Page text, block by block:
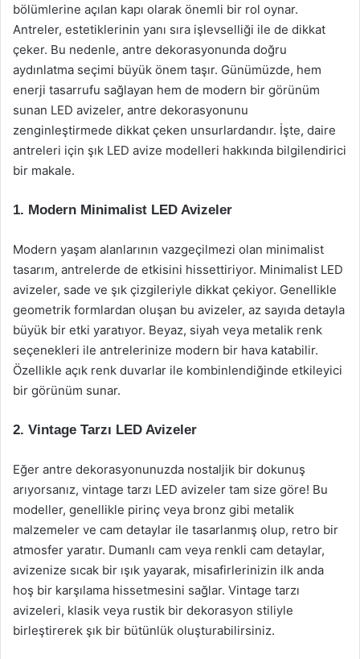
bölümlerine açılan kapı olarak önemli bir rol oynar.
Antreler, estetiklerinin yanı sıra işlevselliği ile de dikkat
çeker. Bu nedenle, antre dekorasyonunda doğru
aydınlatma seçimi büyük önem taşır. Günümüzde, hem
enerji tasarrufu sağlayan hem de modern bir görünüm
sunan LED avizeler, antre dekorasyonunu
zenginleştirmede dikkat çeken unsurlardandır. İşte, daire
antreleri için şık LED avize modelleri hakkında bilgilendirici
bir makale.
1. Modern Minimalist LED Avizeler
Modern yaşam alanlarının vazgeçilmezi olan minimalist
tasarım, antrelerde de etkisini hissettiriyor. Minimalist LED
avizeler, sade ve şık çizgileriyle dikkat çekiyor. Genellikle
geometrik formlardan oluşan bu avizeler, az sayıda detayla
büyük bir etki yaratıyor. Beyaz, siyah veya metalik renk
seçenekleri ile antrelerinize modern bir hava katabilir.
Özellikle açık renk duvarlar ile kombinlendiğinde etkileyici
bir görünüm sunar.
2. Vintage Tarzı LED Avizeler
Eğer antre dekorasyonunuzda nostaljik bir dokunuş
arıyorsanız, vintage tarzı LED avizeler tam size göre! Bu
modeller, genellikle pirinç veya bronz gibi metalik
malzemeler ve cam detaylar ile tasarlanmış olup, retro bir
atmosfer yaratır. Dumanlı cam veya renkli cam detaylar,
avizenize sıcak bir ışık yayarak, misafirlerinizin ilk anda
hoş bir karşılama hissetmesini sağlar. Vintage tarzı
avizeleri, klasik veya rustik bir dekorasyon stiliyle
birleştirerek şık bir bütünlük oluşturabilirsiniz.